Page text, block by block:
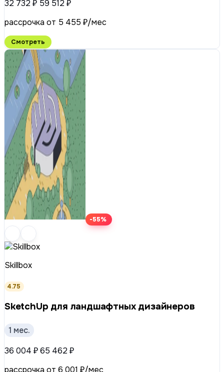
32 732 ₽ 59 512 ₽
рассрочка от 5 455 ₽/мес
Смотреть
-55%
Skillbox
4.75
SketchUp для ландшафтных дизайнеров
1 мес.
36 004 ₽65 462 ₽
рассрочка от 6 001 ₽/мес